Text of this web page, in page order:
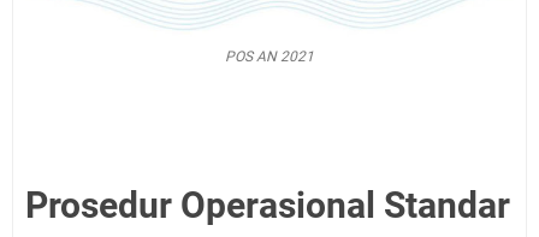
POS AN 2021
Prosedur Operasional Standar